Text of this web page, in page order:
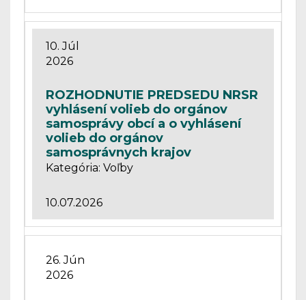
10. Júl
2026
ROZHODNUTIE PREDSEDU NRSR
vyhlásení volieb do orgánov
samosprávy obcí a o vyhlásení
volieb do orgánov
samosprávnych krajov
Kategória: Voľby
10.07.2026
26. Jún
2026